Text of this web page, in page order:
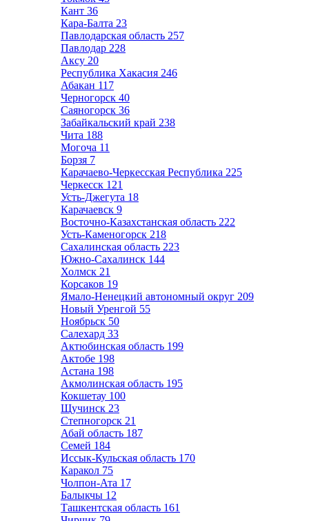
Кант 36
Кара-Балта 23
Павлодарская область 257
Павлодар 228
Аксу 20
Республика Хакасия 246
Абакан 117
Черногорск 40
Саяногорск 36
Забайкальский край 238
Чита 188
Могоча 11
Борзя 7
Карачаево-Черкесская Республика 225
Черкесск 121
Усть-Джегута 18
Карачаевск 9
Восточно-Казахстанская область 222
Усть-Каменогорск 218
Сахалинская область 223
Южно-Сахалинск 144
Холмск 21
Корсаков 19
Ямало-Ненецкий автономный округ 209
Новый Уренгой 55
Ноябрьск 50
Салехард 33
Актюбинская область 199
Актобе 198
Астана 198
Акмолинская область 195
Кокшетау 100
Щучинск 23
Степногорск 21
Абай область 187
Семей 184
Иссык-Кульская область 170
Каракол 75
Чолпон-Ата 17
Балыкчы 12
Ташкентская область 161